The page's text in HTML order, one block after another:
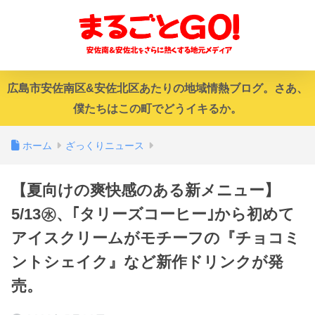
広島市安佐南区&安佐北区あたりの地域情熱ブログ。さあ、
僕たちはこの町でどうイキるか。
ホーム ざっくりニュース
【夏向けの爽快感のある新メニュー】
5/13㊌、｢タリーズコーヒー｣から初めて
アイスクリームがモチーフの『チョコミ
ントシェイク』など新作ドリンクが発
売。